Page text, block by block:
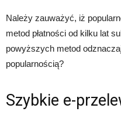
Należy zauważyć, iż
metod płatności od kilku lat
powyższych metod
popularnością?
Szybkie e-